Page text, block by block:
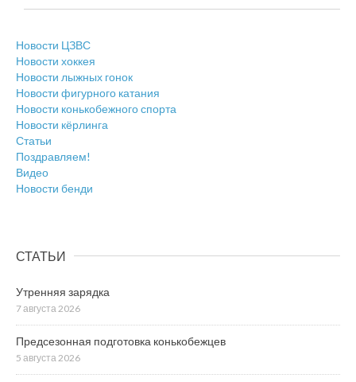
Новости ЦЗВС
Новости хоккея
Новости лыжных гонок
Новости фигурного катания
Новости конькобежного спорта
Новости кёрлинга
Статьи
Поздравляем!
Видео
Новости бенди
СТАТЬИ
Утренняя зарядка
7 августа 2026
Предсезонная подготовка конькобежцев
5 августа 2026